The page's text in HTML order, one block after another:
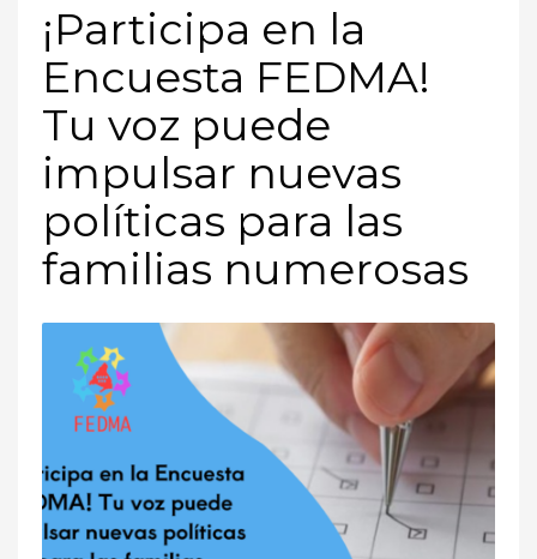
¡Participa en la
Encuesta FEDMA!
Tu voz puede
impulsar nuevas
políticas para las
familias numerosas